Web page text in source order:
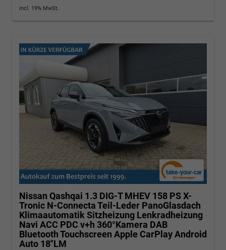
incl. 19% MwSt.
Nissan Qashqai 1.3 DIG-T MHEV 158 PS X-
Tronic N-Connecta Teil-Leder PanoGlasdach
Klimaautomatik Sitzheizung Lenkradheizung
Navi ACC PDC v+h 360°Kamera DAB
Bluetooth Touchscreen Apple CarPlay Android
Auto 18"LM